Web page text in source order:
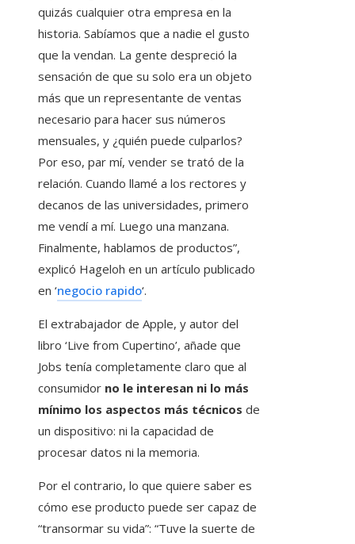
quizás cualquier otra empresa en la
historia. Sabíamos que a nadie el gusto
que la vendan. La gente despreció la
sensación de que su solo era un objeto
más que un representante de ventas
necesario para hacer sus números
mensuales, y ¿quién puede culparlos?
Por eso, par mí, vender se trató de la
relación. Cuando llamé a los rectores y
decanos de las universidades, primero
me vendí a mí. Luego una manzana.
Finalmente, hablamos de productos”,
explicó Hageloh en un artículo publicado
en ‘negocio rapido‘.
El extrabajador de Apple, y autor del
libro ‘Live from Cupertino’, añade que
Jobs tenía completamente claro que al
consumidor no le interesan ni lo más
mínimo los aspectos más técnicos de
un dispositivo: ni la capacidad de
procesar datos ni la memoria.
Por el contrario, lo que quiere saber es
cómo ese producto puede ser capaz de
“transormar su vida”: “Tuve la suerte de